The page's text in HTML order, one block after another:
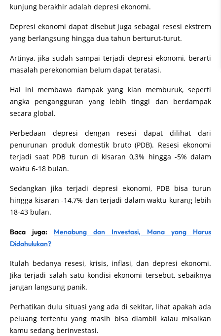
kunjung berakhir adalah depresi ekonomi.
Depresi ekonomi dapat disebut juga sebagai resesi ekstrem
yang berlangsung hingga dua tahun berturut-turut.
Artinya, jika sudah sampai terjadi depresi ekonomi, berarti
masalah perekonomian belum dapat teratasi.
Hal ini membawa dampak yang kian memburuk, seperti
angka pengangguran yang lebih tinggi dan berdampak
secara global.
Perbedaan depresi dengan resesi dapat dilihat dari
penurunan produk domestik bruto (PDB). Resesi ekonomi
terjadi saat PDB turun di kisaran 0,3% hingga -5% dalam
waktu 6-18 bulan.
Sedangkan jika terjadi depresi ekonomi, PDB bisa turun
hingga kisaran -14,7% dan terjadi dalam waktu kurang lebih
18-43 bulan.
Baca juga: Menabung dan Investasi, Mana yang Harus
Didahulukan?
Itulah bedanya resesi, krisis, inflasi, dan depresi ekonomi.
Jika terjadi salah satu kondisi ekonomi tersebut, sebaiknya
jangan langsung panik.
Perhatikan dulu situasi yang ada di sekitar, lihat apakah ada
peluang tertentu yang masih bisa diambil kalau misalkan
kamu sedang berinvestasi.